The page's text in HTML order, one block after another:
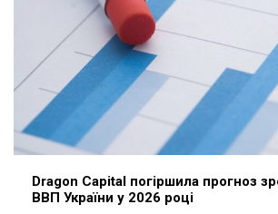
Dragon Capital погіршила прогноз
ВВП України у 2026 році